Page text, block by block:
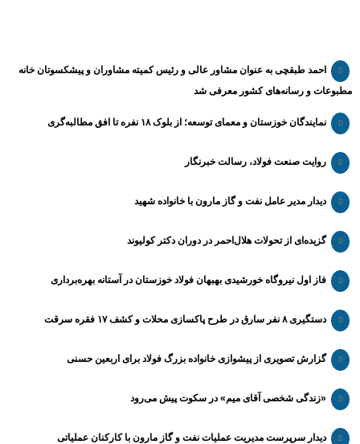
احمد طبقچی به عنوان مشاور عالی و رئیس کمیته مشاوران و پیشکسوتان خانه
مطبوعات و رسانه‌های کشور معرفی شد
نمایندگان خوزستان و معمای توسعه؛ از بلوک ۱۸ نفره تا افق مطالبه‌گری
روایت صنعت فولاد،‌ رسالت خبرنگار
دیدار مدیر عامل نفت و گاز مارون با خانواده شهید
گزیده‌ای از تحولات هلال‌احمر در دوران دکتر کولیوند
فاز اول نیروگاه خورشیدی بهبهان فولاد خوزستان در آستانه بهره‌برداری
دستگیری ۸ نفر سارق در طرح پاکسازی محلات و کشف ۱۷ فقره سرقت
گزارش تصویری از پیشوازی خانواده بزرگ فولاد برای اربعین حسنی
«زندگی شخصی آقای میم» در سکوت پیش می‌رود
دیدار سرپرست مدیریت عملیات نفت و گاز مارون با کارکنان عملیاتی